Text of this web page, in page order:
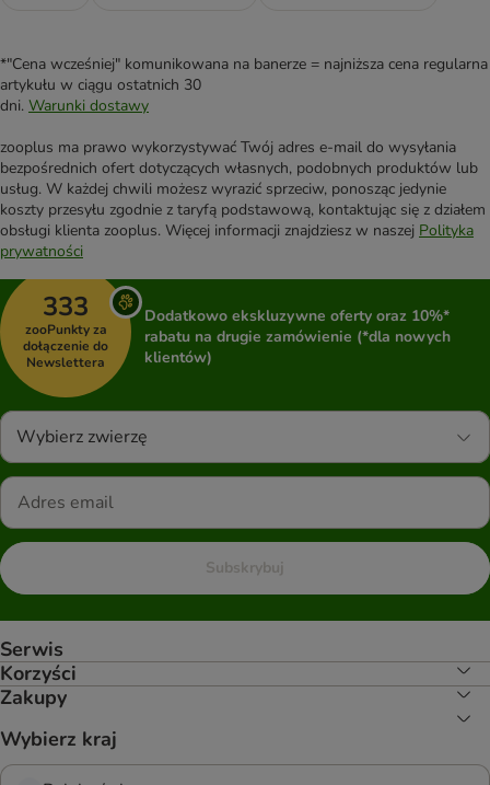
*"Cena wcześniej" komunikowana na banerze = najniższa cena regularna
artykułu w ciągu ostatnich 30
dni. Warunki dostawy
zooplus ma prawo wykorzystywać Twój adres e-mail do wysyłania
bezpośrednich ofert dotyczących własnych, podobnych produktów lub
usług. W każdej chwili możesz wyrazić sprzeciw, ponosząc jedynie
koszty przesyłu zgodnie z taryfą podstawową, kontaktując się z działem
obsługi klienta zooplus. Więcej informacji znajdziesz w naszej Polityka
prywatności
333
zooPunkty za
dołączenie do
Newslettera
Dodatkowo ekskluzywne oferty oraz 10%*
rabatu na drugie zamówienie (*dla nowych
klientów)
Wybierz zwierzę
Subskrybuj
Serwis
Korzyści
Zakupy
Wybierz kraj